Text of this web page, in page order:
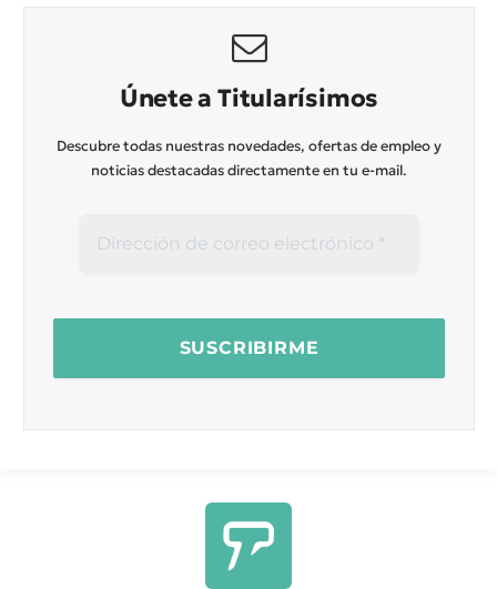
Únete a Titularísimos
Descubre todas nuestras novedades, ofertas de empleo y
noticias destacadas directamente en tu e-mail.